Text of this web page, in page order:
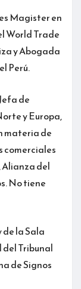
Magister en
World Trade
y Abogada
Perú.
de
y Europa,
materia de
comerciales
Alianza del
No tiene
la Sala
Tribunal
de Signos